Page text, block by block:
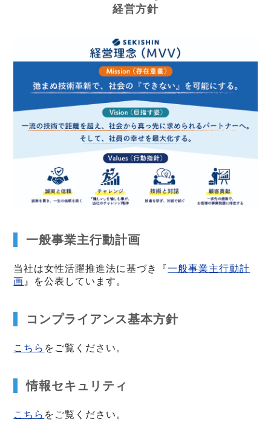
経営方針
一般事業主行動計画
当社は女性活躍推進法に基づき『一般事業主行動計
画』を公表しています。
コンプライアンス基本方針
こちら をご覧ください。
情報セキュリティ
こちら をご覧ください。